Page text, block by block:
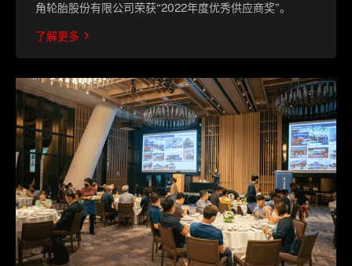
角轮胎股份有限公司荣获“2022年度优秀供应商奖”。
了解更多